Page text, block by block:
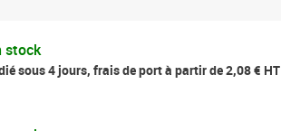
stock
sous 4 jours, frais de port à partir de 2,08 € HT